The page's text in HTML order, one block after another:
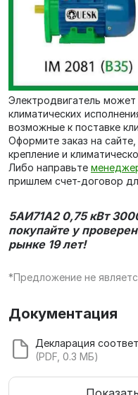
Электродвигатель
климатических
возможные к поставке
Оформите заказ на
крепление и
Либо направьте
пришлем счет-договор
5АИ71А2 0,75 кВт
покупайте у
рынке 19 лет!
*Предложение не
Документация
Декларация
(PDF, 0.3 МБ)